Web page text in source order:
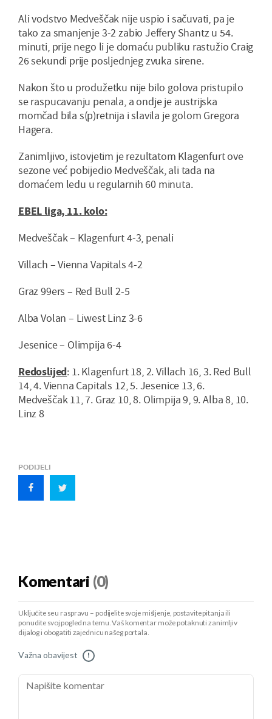
Ali vodstvo Medveščak nije uspio i sačuvati, pa je
tako za smanjenje 3-2 zabio Jeffery Shantz u 54.
minuti, prije nego li je domaću publiku rastužio Craig
26 sekundi prije posljednjeg zvuka sirene.
Nakon što u produžetku nije bilo golova pristupilo
se raspucavanju penala, a ondje je austrijska
momčad bila s(p)retnija i slavila je golom Gregora
Hagera.
Zanimljivo, istovjetim je rezultatom Klagenfurt ove
sezone već pobijedio Medveščak, ali tada na
domaćem ledu u regularnih 60 minuta.
EBEL liga, 11. kolo:
Medveščak – Klagenfurt 4-3, penali
Villach – Vienna Vapitals 4-2
Graz 99ers – Red Bull 2-5
Alba Volan – Liwest Linz 3-6
Jesenice – Olimpija 6-4
Redoslijed: 1. Klagenfurt 18, 2. Villach 16, 3. Red Bull
14, 4. Vienna Capitals 12, 5. Jesenice 13, 6.
Medveščak 11, 7. Graz 10, 8. Olimpija 9, 9. Alba 8, 10.
Linz 8
PODIJELI
Komentari (0)
Uključite se u raspravu – podijelite svoje mišljenje, postavite pitanja ili
ponudite svoj pogled na temu. Vaš komentar može potaknuti zanimljiv
dijalog i obogatiti zajednicu našeg portala.
Važna obavijest !